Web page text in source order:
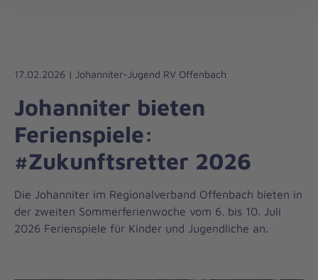
Liebe
Leben
17.02.2026 | Johanniter-Jugend RV Offenbach
Johanniter bieten
Ferienspiele:
#Zukunftsretter 2026
Die Johanniter im Regionalverband Offenbach bieten in
der zweiten Sommerferienwoche vom 6. bis 10. Juli
2026 Ferienspiele für Kinder und Jugendliche an.